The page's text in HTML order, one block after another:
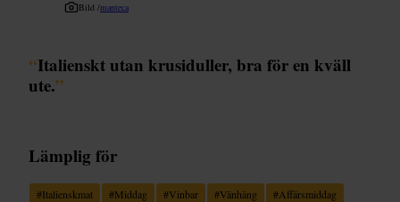
Bild /manteca
“Italienskt utan krusiduller, bra för en kväll
ute.”
Lämplig för
#Italienskmat #Middag #Vinbar #Vänhäng #Affärsmiddag